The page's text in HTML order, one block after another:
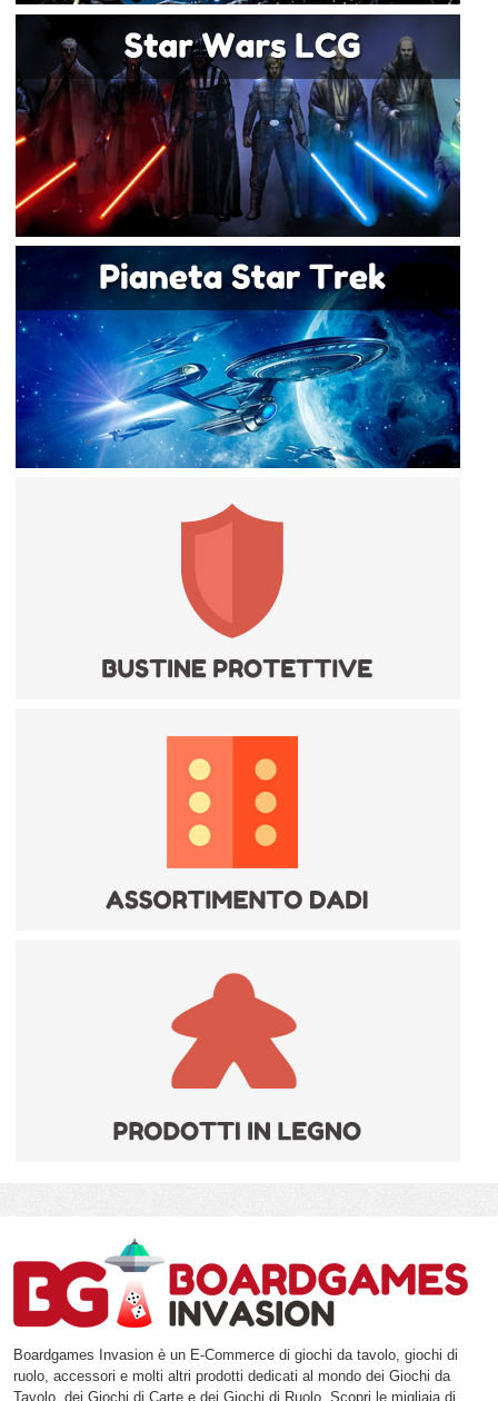
Boardgames Invasion è un E-Commerce di giochi da tavolo, giochi di
ruolo, accessori e molti altri prodotti dedicati al mondo dei Giochi da
Tavolo, dei Giochi di Carte e dei Giochi di Ruolo. Scopri le migliaia di